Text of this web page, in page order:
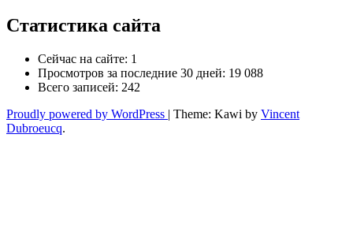
Статистика сайта
Сейчас на сайте: 1
Просмотров за последние 30 дней: 19 088
Всего записей: 242
Proudly powered by WordPress | Theme: Kawi by Vincent
Dubroeucq.